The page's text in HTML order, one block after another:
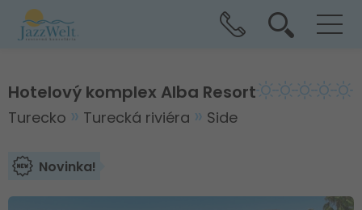
Hotelový komplex Alba Resort
Turecko Turecká riviéra Side
Novinka!